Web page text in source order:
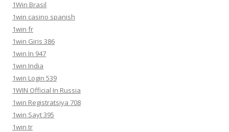
1Win Brasil
1win casino spanish
1win fr
1win Giris 386
1win In 947
1win India
1win Login 539
1WIN Official In Russia
1win Registratsiya 708
1win Sayt 395
1win tr